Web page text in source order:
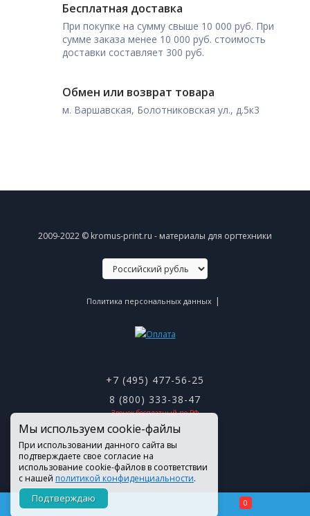
Бесплатная доставка
При покупке на сумму свыше 10 000 руб. При
сумме заказа менее 10 000 руб. стоимость
доставки составляет 300 руб.
Обмен или возврат товара
м. Варшавская, Болотниковская ул., д.5к3
2009-2022 © kromus-print.ru - материалы для оргтехники
Политика персональных данных |
+7 (495) 477-56-25
8 (800) 333-38-47
Звонок бесплатный по РФ
Мы используем cookie-файлы
При использовании данного сайта вы
подтверждаете свое согласие на
использование cookie-файлов в соответствии
с нашей политикой конфиденциальности.
Подтверждаю 0